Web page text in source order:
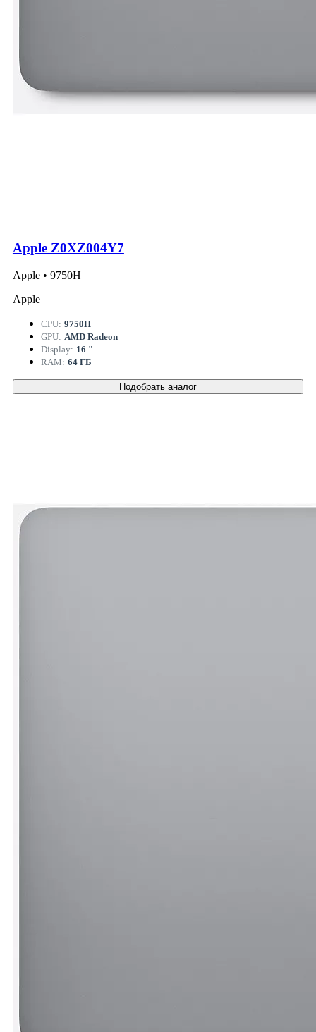
Apple Z0XZ004Y7
Apple • 9750H
Apple
CPU: 9750H
GPU: AMD Radeon
Display: 16 "
RAM: 64 ГБ
Подобрать аналог